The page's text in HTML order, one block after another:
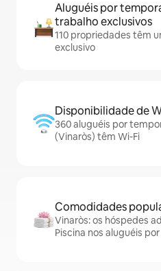
Aluguéis por
trabalho exclusivos
110 propriedades têm
exclusivo
Disponibilidade de
360 aluguéis por
(Vinaròs) têm Wi-Fi
Comodidades
Vinaròs: os hóspedes
Piscina nos aluguéis